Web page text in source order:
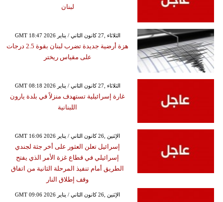
لبنان
GMT 18:47 2026 الثلاثاء ,27 كانون الثاني / يناير
هزة أرضية جديدة تضرب لبنان بقوة 2.5 درجات
على مقياس ريختر
GMT 08:18 2026 الثلاثاء ,27 كانون الثاني / يناير
غارة إسرائيلية تستهدف منزلاً في بلدة يارون
اللبنانية
GMT 16:06 2026 الإثنين ,26 كانون الثاني / يناير
إسرائيل تعلن العثور على أخر جثة لجندي
إسرائيلي في قطاع غزة الأمر الذي يفتح
الطريق أمام تنفيذ المرحلة الثانية من اتفاق
وقف إطلاق النار
GMT 09:06 2026 الإثنين ,26 كانون الثاني / يناير